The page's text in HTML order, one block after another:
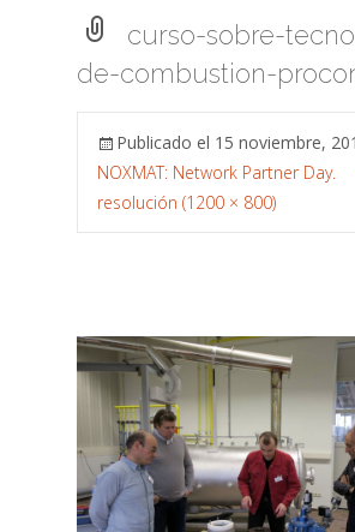
curso-sobre-
de-combustion-
Publicado el 15 noviembre,
NOXMAT: Network Partner Day.
resolución (1200 × 800)